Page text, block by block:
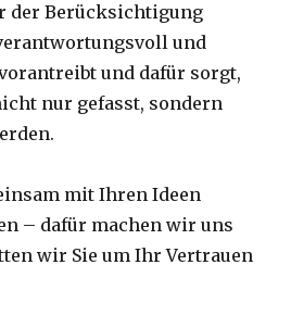
der Berücksichtigung
und
und dafür sorgt,
nur gefasst, sondern
mit Ihren Ideen
– dafür machen wir uns
wir Sie um Ihr Vertrauen